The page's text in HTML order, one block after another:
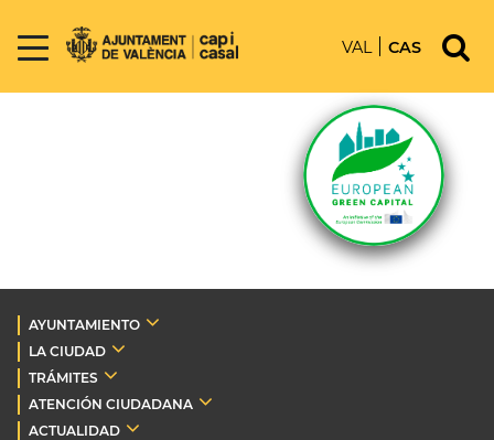
VAL CAS
AYUNTAMIENTO
LA CIUDAD
TRÁMITES
ATENCIÓN CIUDADANA
ACTUALIDAD